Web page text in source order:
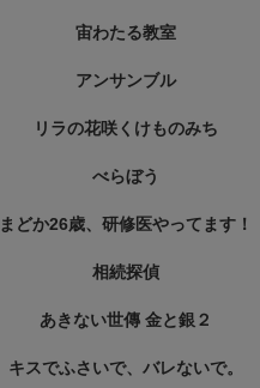
宙わたる教室
アンサンブル
リラの花咲くけものみち
べらぼう
まどか26歳、研修医やってます！
相続探偵
あきない世傳 金と銀２
キスでふさいで、バレないで。